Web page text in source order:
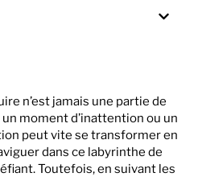
n’est jamais une partie de
moment d’inattention ou un
peut vite se transformer en
dans ce labyrinthe de
Toutefois, en suivant les